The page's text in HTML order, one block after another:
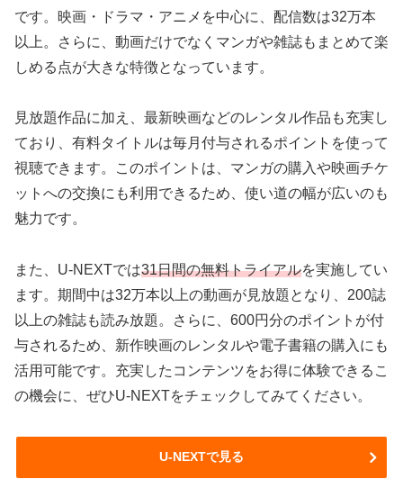
です。映画・ドラマ・アニメを中心に、配信数は32万本
以上。さらに、動画だけでなくマンガや雑誌もまとめて楽
しめる点が大きな特徴となっています。
見放題作品に加え、最新映画などのレンタル作品も充実し
ており、有料タイトルは毎月付与されるポイントを使って
視聴できます。このポイントは、マンガの購入や映画チケ
ットへの交換にも利用できるため、使い道の幅が広いのも
魅力です。
また、U-NEXTでは31日間の無料トライアルを実施してい
ます。期間中は32万本以上の動画が見放題となり、200誌
以上の雑誌も読み放題。さらに、600円分のポイントが付
与されるため、新作映画のレンタルや電子書籍の購入にも
活用可能です。充実したコンテンツをお得に体験できるこ
の機会に、ぜひU-NEXTをチェックしてみてください。
U-NEXTで見る